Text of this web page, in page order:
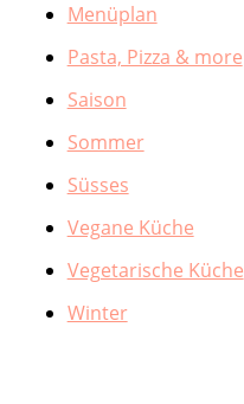
Menüplan
Pasta, Pizza & more
Saison
Sommer
Süsses
Vegane Küche
Vegetarische Küche
Winter